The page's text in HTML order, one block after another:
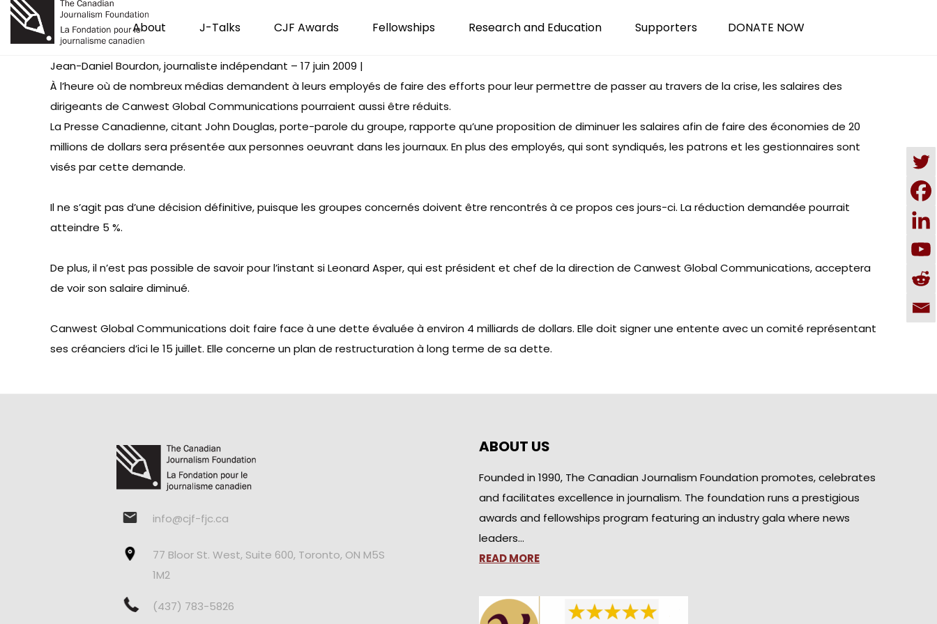
About J-Talks CJF Awards Fellowships Research and Education Supporters DONATE NOW
Jean-Daniel Bourdon, journaliste indépendant – 17 juin 2009 |
À l’heure où de nombreux médias demandent à leurs employés de faire des efforts pour leur permettre de passer au travers de la crise, les salaires des
dirigeants de Canwest Global Communications pourraient aussi être réduits.
La Presse Canadienne, citant John Douglas, porte-parole du groupe, rapporte qu’une proposition de diminuer les salaires afin de faire des économies de 20
millions de dollars sera présentée aux personnes oeuvrant dans les journaux. En plus des employés, qui sont syndiqués, les patrons et les gestionnaires sont
visés par cette demande.
Il ne s’agit pas d’une décision définitive, puisque les groupes concernés doivent être rencontrés à ce propos ces jours-ci. La réduction demandée pourrait
atteindre 5 %.
De plus, il n’est pas possible de savoir pour l’instant si Leonard Asper, qui est président et chef de la direction de Canwest Global Communications, acceptera
de voir son salaire diminué.
Canwest Global Communications doit faire face à une dette évaluée à environ 4 milliards de dollars. Elle doit signer une entente avec un comité représentant
ses créanciers d’ici le 15 juillet. Elle concerne un plan de restructuration à long terme de sa dette.
info@cjf-fjc.ca
77 Bloor St. West, Suite 600, Toronto, ON M5S
1M2
(437) 783-5826
ABOUT US
Founded in 1990, The Canadian Journalism Foundation promotes, celebrates
and facilitates excellence in journalism. The foundation runs a prestigious
awards and fellowships program featuring an industry gala where news
leaders…
READ MORE